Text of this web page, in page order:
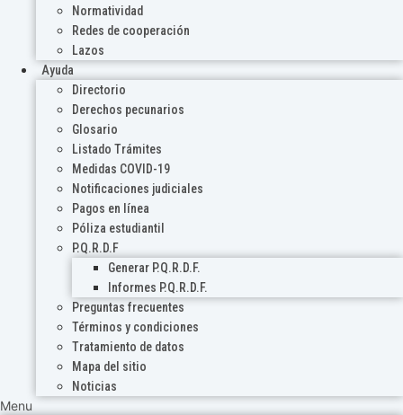
Normatividad
Redes de cooperación
Lazos
Ayuda
Directorio
Derechos pecunarios
Glosario
Listado Trámites
Medidas COVID-19
Notificaciones judiciales
Pagos en línea
Póliza estudiantil
P.Q.R.D.F
Generar P.Q.R.D.F.
Informes P.Q.R.D.F.
Preguntas frecuentes
Términos y condiciones
Tratamiento de datos
Mapa del sitio
Noticias
Menu